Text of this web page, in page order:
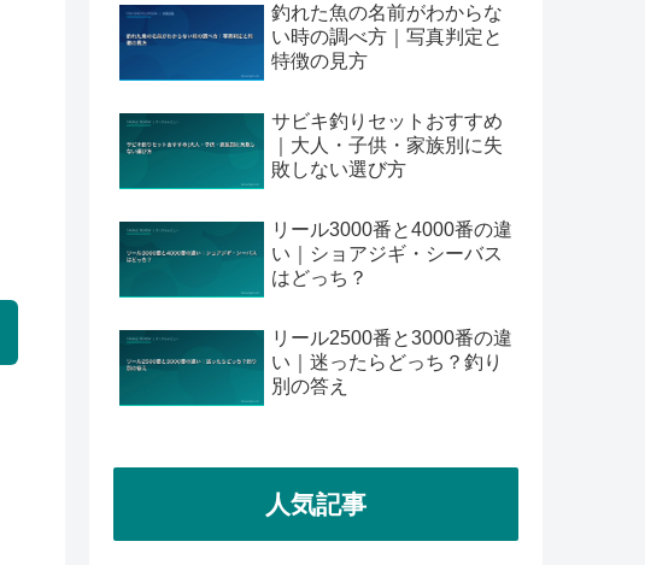
釣れた魚の名前がわからな
い時の調べ方｜写真判定と
特徴の見方
サビキ釣りセットおすすめ
｜大人・子供・家族別に失
敗しない選び方
リール3000番と4000番の違
い｜ショアジギ・シーバス
はどっち？
リール2500番と3000番の違
い｜迷ったらどっち？釣り
別の答え
人気記事